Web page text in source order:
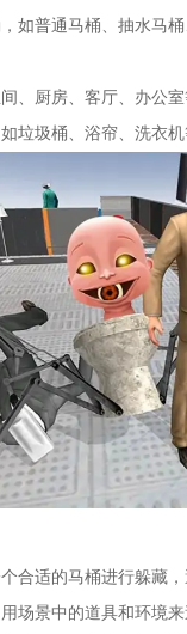
如普通马桶、抽水马
、厨房、客厅、办公
垃圾桶、浴帘、洗衣
合适的马桶进行躲藏，
场景中的道具和环境来